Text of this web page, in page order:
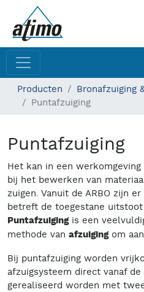
Producten
Bronafzuiging
Puntafzuiging
Puntafzuiging
Het kan in een
bij het bewerken van
zuigen. Vanuit de ARBO zijn
betreft de toegestane
Puntafzuigingis een
methode van afzuigingom
Bij puntafzuiging worden
afzuigsysteem direct vanaf
gerealiseerd worden met